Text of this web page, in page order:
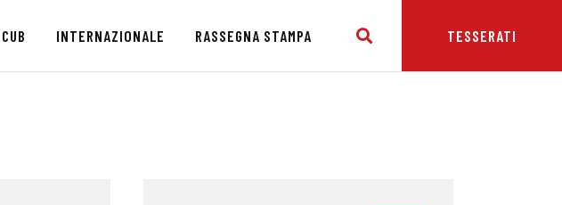
INTERNAZIONALE RASSEGNA STAMPA TESSERATI